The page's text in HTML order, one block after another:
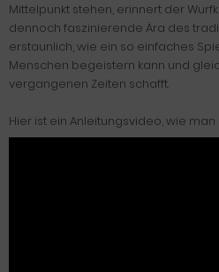
Mittelpunkt stehen, erinnert der
dennoch faszinierende Ära des
erstaunlich, wie ein so einfaches
Menschen begeistern kann und
vergangenen Zeiten schafft.
Hier ist ein Anleitungsvideo, wie